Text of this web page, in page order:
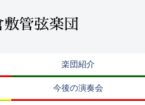
楽団紹介
今後の演奏会